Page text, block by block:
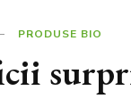
PRODUSE BIO